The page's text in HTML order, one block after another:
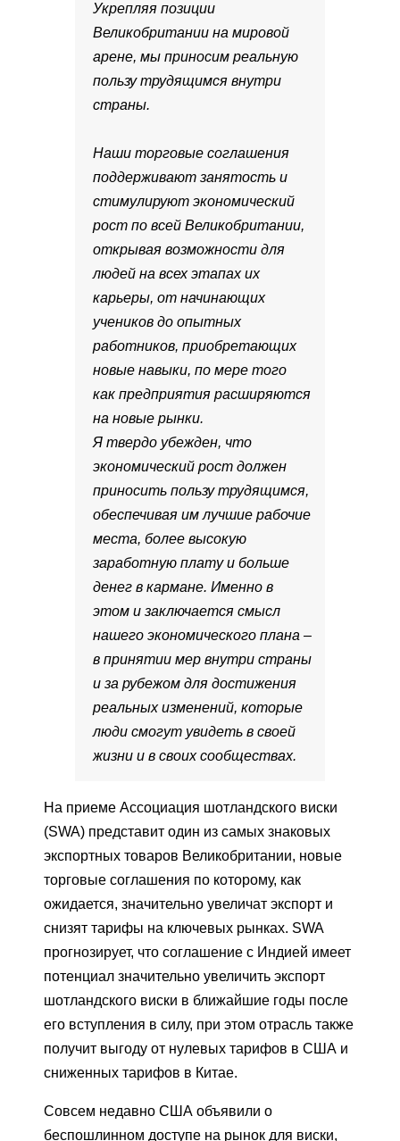
Укрепляя позиции
Великобритании на мировой
арене, мы приносим реальную
пользу трудящимся внутри
страны.
Наши торговые соглашения
поддерживают занятость и
стимулируют экономический
рост по всей Великобритании,
открывая возможности для
людей на всех этапах их
карьеры, от начинающих
учеников до опытных
работников, приобретающих
новые навыки, по мере того
как предприятия расширяются
на новые рынки.
Я твердо убежден, что
экономический рост должен
приносить пользу трудящимся,
обеспечивая им лучшие рабочие
места, более высокую
заработную плату и больше
денег в кармане. Именно в
этом и заключается смысл
нашего экономического плана –
в принятии мер внутри страны
и за рубежом для достижения
реальных изменений, которые
люди смогут увидеть в своей
жизни и в своих сообществах.
На приеме Ассоциация шотландского виски
(SWA) представит один из самых знаковых
экспортных товаров Великобритании, новые
торговые соглашения по которому, как
ожидается, значительно увеличат экспорт и
снизят тарифы на ключевых рынках. SWA
прогнозирует, что соглашение с Индией имеет
потенциал значительно увеличить экспорт
шотландского виски в ближайшие годы после
его вступления в силу, при этом отрасль также
получит выгоду от нулевых тарифов в США и
сниженных тарифов в Китае.
Совсем недавно США объявили о
беспошлинном доступе на рынок для виски,